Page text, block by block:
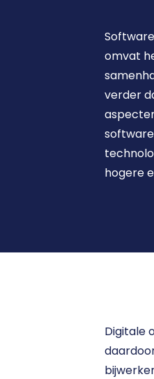
omvat
verder
hogere
Digitale